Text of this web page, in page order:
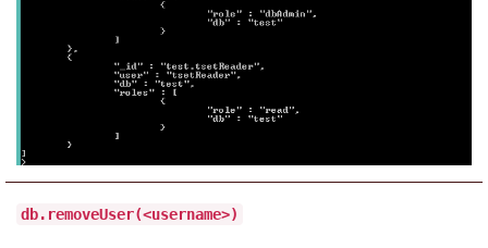
db.removeUser(<username>)